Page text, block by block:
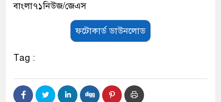
বাংলা৭১নিউজ/জেএস
ফটোকার্ড ডাউনলোড
Tag :